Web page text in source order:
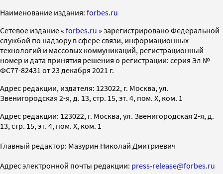
Наименование издания: forbes.ru
Cетевое издание « forbes.ru » зарегистрировано Федеральной
службой по надзору в сфере связи, информационных
технологий и массовых коммуникаций, регистрационный
номер и дата принятия решения о регистрации: серия Эл №
ФС77-82431 от 23 декабря 2021 г.
Адрес редакции, издателя: 123022, г. Москва, ул.
Звенигородская 2-я, д. 13, стр. 15, эт. 4, пом. X, ком. 1
Адрес редакции: 123022, г. Москва, ул. Звенигородская 2-я, д.
13, стр. 15, эт. 4, пом. X, ком. 1
Главный редактор: Мазурин Николай Дмитриевич
Адрес электронной почты редакции: press-release@forbes.ru